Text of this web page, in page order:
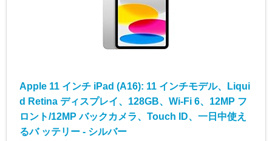
Apple 11 インチ iPad (A16): 11 インチモデル、Liqui
d Retina ディスプレイ、128GB、Wi-Fi 6、12MP フ
ロント/12MP バックカメラ、Touch ID、一日中使え
るバ ッテリー - シルバー